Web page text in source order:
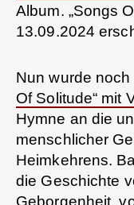
Album. „Songs
13.09.2024
Nun wurde noch
Of Solitude“ mit
Hymne an die
menschlicher
Heimkehrens.
die Geschichte